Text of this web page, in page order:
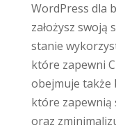
WordPress dla
założysz
stanie
które zapewni
obejmuje także
które zapewnią
oraz